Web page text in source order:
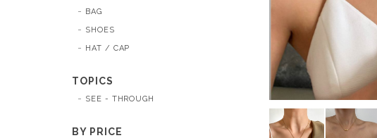
BAG
SHOES
HAT / CAP
TOPICS
SEE - THROUGH
BY PRICE